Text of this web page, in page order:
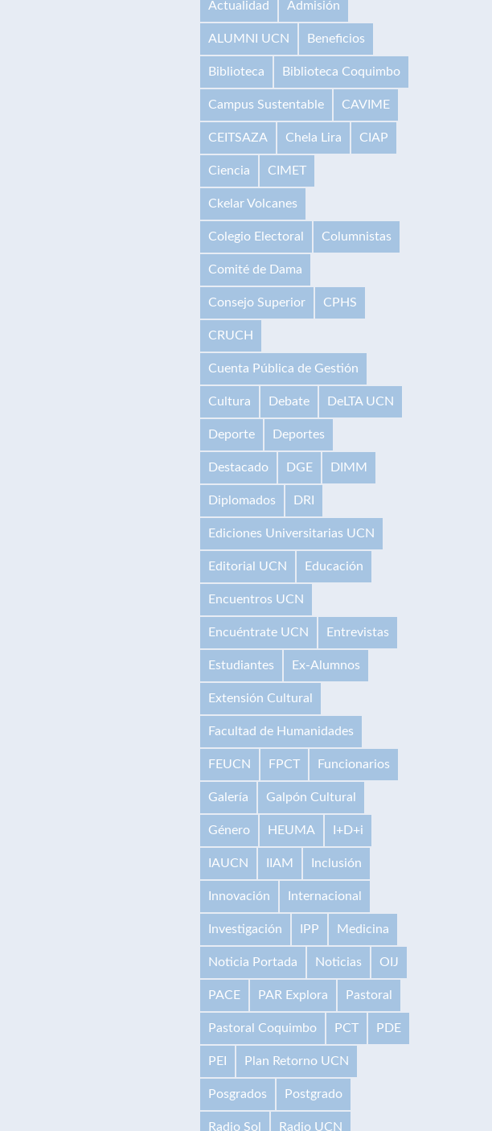
Actualidad Admisión
ALUMNI UCN Beneficios
Biblioteca Biblioteca Coquimbo
Campus Sustentable CAVIME
CEITSAZA Chela Lira CIAP
Ciencia CIMET
Ckelar Volcanes
Colegio Electoral Columnistas
Comité de Dama
Consejo Superior CPHS
CRUCH
Cuenta Pública de Gestión
Cultura Debate DeLTA UCN
Deporte Deportes
Destacado DGE DIMM
Diplomados DRI
Ediciones Universitarias UCN
Editorial UCN Educación
Encuentros UCN
Encuéntrate UCN Entrevistas
Estudiantes Ex-Alumnos
Extensión Cultural
Facultad de Humanidades
FEUCN FPCT Funcionarios
Galería Galpón Cultural
Género HEUMA I+D+i
IAUCN IIAM Inclusión
Innovación Internacional
Investigación IPP Medicina
Noticia Portada Noticias OIJ
PACE PAR Explora Pastoral
Pastoral Coquimbo PCT PDE
PEI Plan Retorno UCN
Posgrados Postgrado
Radio Sol Radio UCN